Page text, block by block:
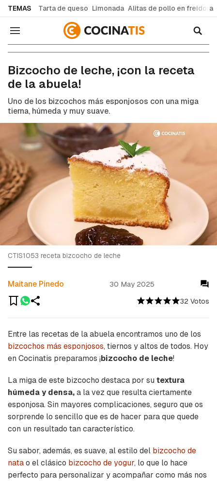
TEMAS Tarta de queso Limonada Alitas de pollo en freidora
Navegación
Bizcocho de leche, ¡con la receta
de la abuela!
Uno de los bizcochos más esponjosos con una miga
tierna, húmeda y muy suave.
32 Votos
Maitane Pinedo 30 May 2025
CTIS1053 receta bizcocho de leche
Entre las recetas de la abuela encontramos uno de los
bizcochos más esponjosos, tiernos y altos de todos. Hoy
en Cocinatis preparamos ¡bizcocho de leche!
La miga de este bizcocho destaca por su textura
húmeda y densa,a la vez que resulta ciertamente
esponjosa. Sin mayores complicaciones, seguro que os
sorprende lo sencillo que es de hacer para que quede
con un resultado tan característico.
Su sabor, además, es suave, al estilo del bizcocho de
natao el clásico bizcocho de yogur, lo que lo hace
perfecto para personalizar y acompañar como más nos